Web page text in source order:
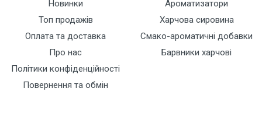
Новинки
Топ продажів
Оплата та доставка
Про нас
Політики конфіденційності
Повернення та обмін
Ароматизатори
Харчова сировина
Смако-ароматичні добавки
Барвники харчові